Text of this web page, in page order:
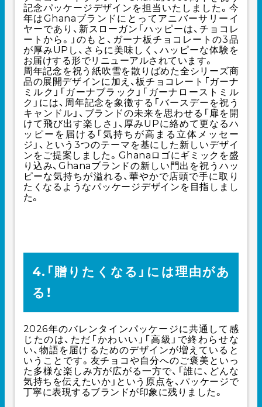
記念パッケージデザインを担当いたしました。今
年はGhanaブランドにとってアニバーサリーイ
ヤーであり、新スローガン「ハッピーは、チョコレ
ートから。」のもと、ガーナ板チョコレートの3品
が厚みUPし、さらに美味しく、ハッピーな体験を
お届けする形でリニューアルされています。
周年記念を祝う紙吹雪を散りばめた全シリーズ商
品の展開デザインに加え、板チョコレート「ガーナ
ミルク」「ガーナブラック」「ガーナローストミル
ク」には、周年記念を象徴する「バースデーを祝う
キャンドル」、ブランドの未来を思わせる「扉を開
けて飛び出す楽しさ」、厚みUPに絡めて更なるハ
ッピーを届ける「気持ちが高まる立体メッセー
ジ」、という3つのテーマを基にした新しいデザイ
ンをご提案しました。Ghanaロゴにギミックを盛
り込み、Ghanaブランドの新しい門出を祝うハッ
ピーな気持ちが溢れる、華やかで店頭で手に取り
たくなるようなパッケージデザインを目指しまし
た。
4.「贈りたくなる」には理由があ
る！
2026年のバレンタインパッケージに共通して感
じたのは、ただ「かわいい」「高級」で終わらせな
い、物語を届けるためのデザインが増えていると
いうことです。友チョコや自分へのご褒美といっ
た多様な楽しみ方が広がる一方で、「誰に、どんな
気持ちを伝えたいか」という原点を、パッケージで
丁寧に表現するブランドが印象に残りました。